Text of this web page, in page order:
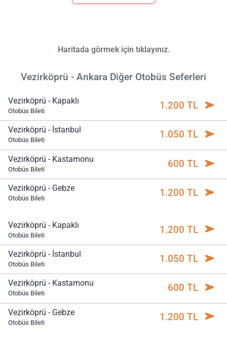
Haritada görmek için tıklayınız.
Vezirköprü - Ankara Diğer Otobüs Seferleri
Vezirköprü - Kapaklı
Otobüs Bileti 1.200 TL
Vezirköprü - İstanbul
Otobüs Bileti 1.050 TL
Vezirköprü - Kastamonu
Otobüs Bileti 600 TL
Vezirköprü - Gebze
Otobüs Bileti 1.200 TL
Vezirköprü - Kapaklı
Otobüs Bileti 1.200 TL
Vezirköprü - İstanbul
Otobüs Bileti 1.050 TL
Vezirköprü - Kastamonu
Otobüs Bileti 600 TL
Vezirköprü - Gebze
Otobüs Bileti 1.200 TL